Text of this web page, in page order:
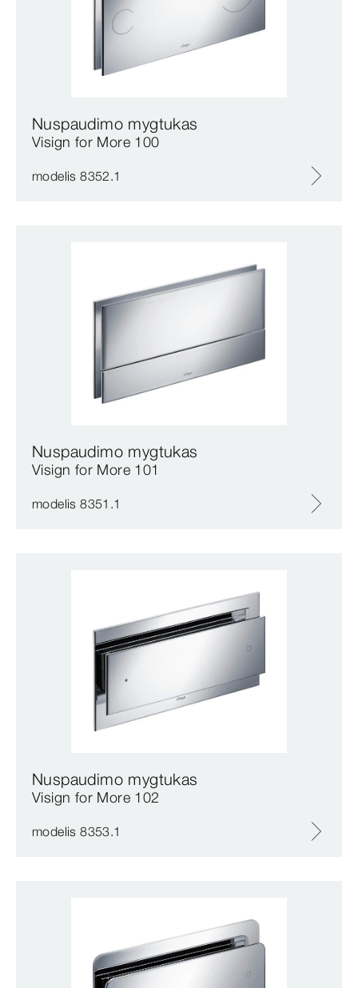
Nuspaudimo mygtukas
Visign for More 100
modelis 8352.1
Nuspaudimo mygtukas
Visign for More 101
modelis 8351.1
Nuspaudimo mygtukas
Visign for More 102
modelis 8353.1